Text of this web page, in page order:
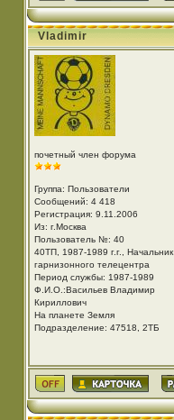
Vladimir
почетный член форума
Группа: Пользователи
Сообщений: 4 418
Регистрация: 9.11.2006
Из: г.Москва
Пользователь №: 40
40ТП, 1987-1989 г.г., Начальник
гарнизонного телецентра
Период службы: 1987-1989
Ф.И.О.:Васильев Владимир
Кириллович
На планете Земля
Подразделение: 47518, 2ТБ